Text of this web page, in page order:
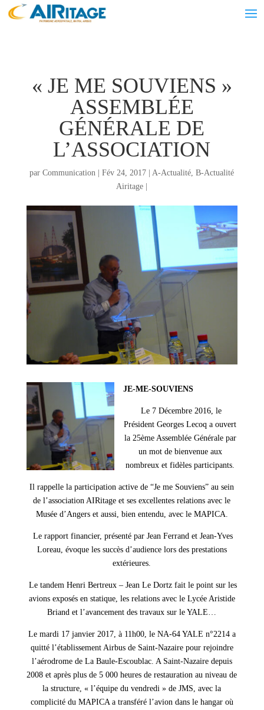
« JE ME SOUVIENS »
ASSEMBLÉE
GÉNÉRALE DE
L’ASSOCIATION
parCommunication |Fév 24, 2017 |A-Actualité,B-Actualité
Airitage
JE-ME-SOUVIENS
Le 7 Décembre 2016, le
Président Georges Lecoq a ouvert
la 25ème Assemblée Générale par
un mot de bienvenue aux
nombreux et fidèles participants.
Il rappelle la participation active de “Je me Souviens” au sein
de l’association AIRitage et ses excellentes relations avec le
Musée d’Angers et aussi, bien entendu, avec le MAPICA.
Le rapport financier, présenté par Jean Ferrand et Jean-Yves
Loreau, évoque les succès d’audience lors des prestations
extérieures.
Le tandem Henri Bertreux – Jean Le Dortz fait le point sur les
avions exposés en statique, les relations avec le Lycée Aristide
Briand et l’avancement des travaux sur le YALE…
Le mardi 17 janvier 2017, à 11h00, le NA-64 YALE n°2214 a
quitté l’établissement Airbus de Saint-Nazaire pour rejoindre
l’aérodrome de La Baule-Escoublac. A Saint-Nazaire depuis
2008 et après plus de 5 000 heures de restauration au niveau de
la structure, « l’équipe du vendredi » de JMS, avec la
complicité du MAPICA a transféré l’avion dans le hangar où